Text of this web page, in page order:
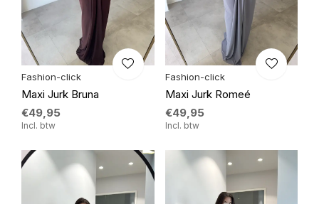
Fashion-click
Maxi Jurk Bruna
€49,95
Incl. btw
Fashion-click
Maxi Jurk Romeé
€49,95
Incl. btw